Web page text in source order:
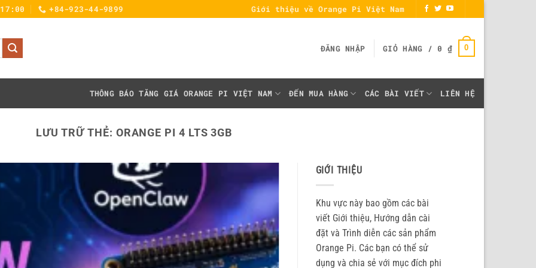
+84-923-44-9899 Giới thiệu về Orange Pi Việt Nam
ĐĂNG NHẬP GIỎ HÀNG / 0 ₫ 0
THÔNG BÁO TĂNG GIÁ ORANGE PI VIỆT NAM ĐẾN MUA HÀNG CÁC BÀI VIẾT LIÊN HỆ
LƯU TRỮ THẺ: ORANGE PI 4 LTS 3GB
GIỚI THIỆU
Khu vực này bao gồm các bài
viết Giới thiệu, Hướng dẫn cài
đặt và Trình diễn các sản phẩm
Orange Pi. Các bạn có thể sử
dụng và chia sẻ với mục đích phi